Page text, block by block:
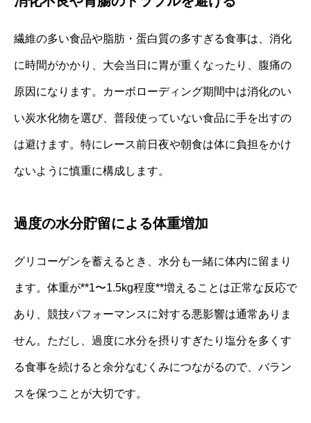
繊維の多い食品や脂肪・蛋白質の多すぎる食事は、消化
に時間がかかり、大会当日に胃が重くなったり、腹痛の
原因になります。カーボローディング期間中は消化のい
い炭水化物を選び、普段使っていない食品に手を出すの
は避けます。特にレース前日夜や朝食は体に負担をかけ
ないように慎重に構成します。
過度の水分貯留による体重増加
グリコーゲンを蓄えるとき、水分も一緒に体内に留まり
ます。体重が**1〜1.5kg程度**増えることは正常な反応で
あり、競技パフォーマンスに対する悪影響は通常ありま
せん。ただし、過度に水分を摂りすぎたり塩分を多くす
る食事を続けると余分なむくみにつながるので、バラン
スを保つことが大切です。